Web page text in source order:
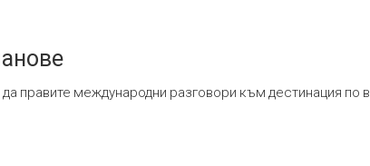
правите международни разговори към дестинация по